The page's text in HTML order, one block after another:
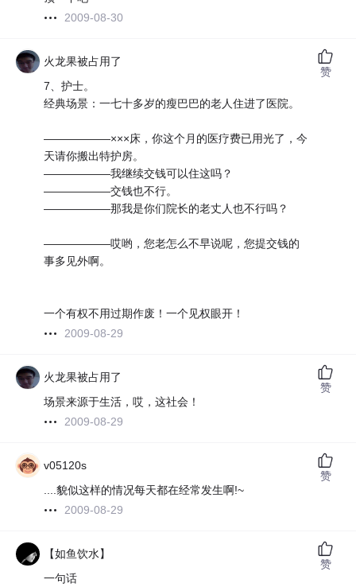
2009-08-30
火龙果被占用了
7、护士。
经典场景：一七十多岁的瘦巴巴的老人住进了医院。
――――――×××床，你这个月的医疗费已用光了，今
天请你搬出特护房。
――――――我继续交钱可以住这吗？
――――――交钱也不行。
――――――那我是你们院长的老丈人也不行吗？
――――――哎哟，您老怎么不早说呢，您提交钱的
事多见外啊。
一个有权不用过期作废！一个见权眼开！
2009-08-29
赞
火龙果被占用了
场景来源于生活，哎，这社会！
2009-08-29
赞
v05120s
....貌似这样的情况每天都在经常发生啊!~
2009-08-29
赞
【如鱼饮水】
一句话
赞